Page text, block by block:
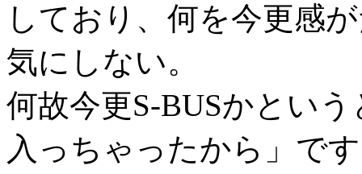
しており、何を今更感
気にしない。
何故今更S-BUSかとい
入っちゃったから」で